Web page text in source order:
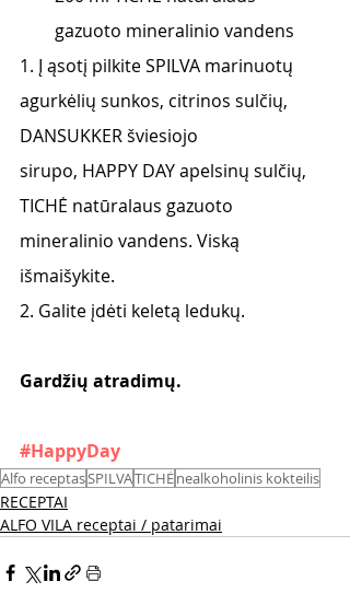
gazuoto mineralinio vandens
1. Į ąsotį pilkite SPILVA marinuotų
agurkėlių sunkos, citrinos sulčių,
DANSUKKER šviesiojo
sirupo, HAPPY DAY apelsinų sulčių,
TICHĖ natūralaus gazuoto
mineralinio vandens. Viską
išmaišykite.
2. Galite įdėti keletą ledukų.
Gardžių atradimų.
#HappyDay
Alfo receptasSPILVATICHĖnealkoholinis kokteilis
RECEPTAI
ALFO VILA receptai / patarimai